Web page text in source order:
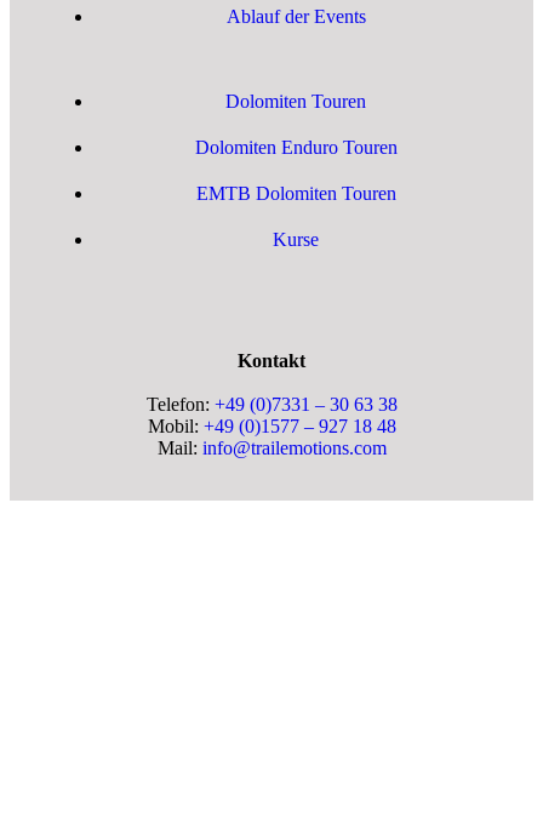
Ablauf der Events
Dolomiten Touren
Dolomiten Enduro Touren
EMTB Dolomiten Touren
Kurse
Kontakt
Telefon: +49 (0)7331 – 30 63 38
Mobil: +49 (0)1577 – 927 18 48
Mail: info@trailemotions.com